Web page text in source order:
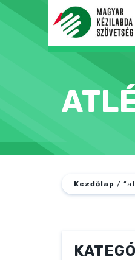
Kezdőlap /